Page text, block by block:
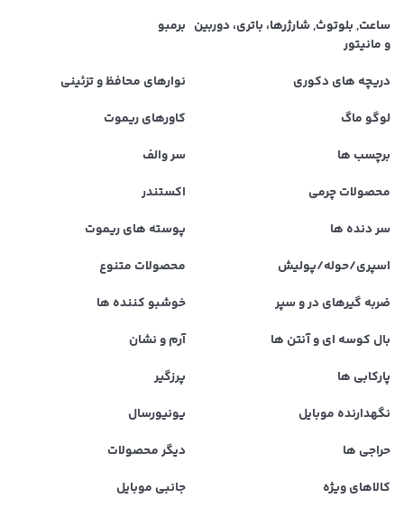
ساعت, بلوتوث, شارژرها، باتری، دوربین
و مانیتور
برمبو
دریچه های دکوری
نوارهای محافظ و تزئینی
لوگو ماگ
کاورهای ریموت
برچسب ها
سر والف
محصولات چرمی
اکستندر
سر دنده ها
پوسته های ریموت
اسپری/حوله/پولیش
محصولات متنوع
ضربه گیرهای در و سپر
خوشبو کننده ها
بال کوسه ای و آنتن ها
آرم و نشان
پارکابی ها
پرزگیر
نگهدارنده موبایل
یونیورسال
حراجی ها
دیگر محصولات
کالاهای ویژه
جانبی موبایل